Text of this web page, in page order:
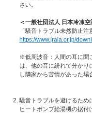
さい。
＜一般社団法人 日本冷凍
「騒音トラブル未然防止注
https://www.jraia.or.jp/
※低周波音：人間の耳に聞
は、他の音に紛れて分かり
し隣家から苦情があった場
騒音トラブルを避けるため
ヒートポンプ給湯機の据